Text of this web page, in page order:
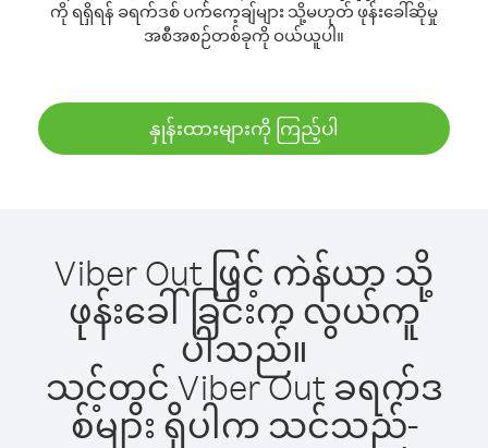
ကို ရရှိရန် ခရက်ဒစ် ပက်ကေ့ချ်များ သို့မဟုတ် ဖုန်းခေါ်ဆိုမှု
အစီအစဉ်တစ်ခုကို ဝယ်ယူပါ။
နှုန်းထားများကို ကြည့်ပါ
Viber Out ဖြင့် ကဲန်ယာ သို့
ဖုန်းခေါ်ခြင်းက လွယ်ကူ
ပါသည်။
သင့်တွင် Viber Out ခရက်ဒ
စ်များ ရှိပါက သင်သည်-